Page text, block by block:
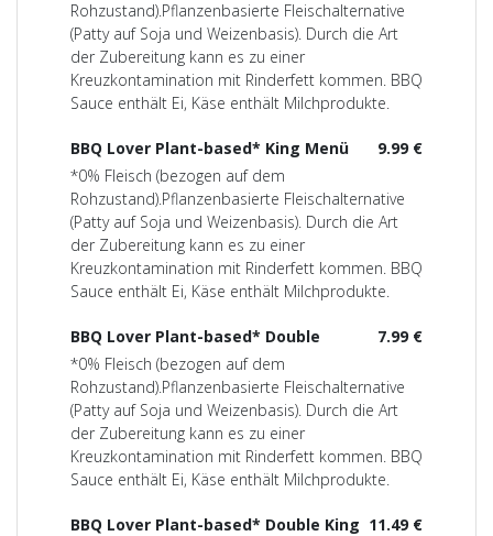
Rohzustand).Pflanzenbasierte Fleischalternative
(Patty auf Soja und Weizenbasis). Durch die Art
der Zubereitung kann es zu einer
Kreuzkontamination mit Rinderfett kommen. BBQ
Sauce enthält Ei, Käse enthält Milchprodukte.
9.99 €
BBQ Lover Plant-based* King Menü
*0% Fleisch (bezogen auf dem
Rohzustand).Pflanzenbasierte Fleischalternative
(Patty auf Soja und Weizenbasis). Durch die Art
der Zubereitung kann es zu einer
Kreuzkontamination mit Rinderfett kommen. BBQ
Sauce enthält Ei, Käse enthält Milchprodukte.
7.99 €
BBQ Lover Plant-based* Double
*0% Fleisch (bezogen auf dem
Rohzustand).Pflanzenbasierte Fleischalternative
(Patty auf Soja und Weizenbasis). Durch die Art
der Zubereitung kann es zu einer
Kreuzkontamination mit Rinderfett kommen. BBQ
Sauce enthält Ei, Käse enthält Milchprodukte.
11.49 €
BBQ Lover Plant-based* Double King